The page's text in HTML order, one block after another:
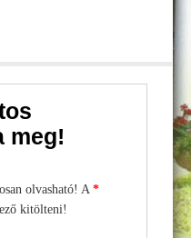
ne csak az esőtől védjen!
meg!
olvasható! A *
kitölteni!